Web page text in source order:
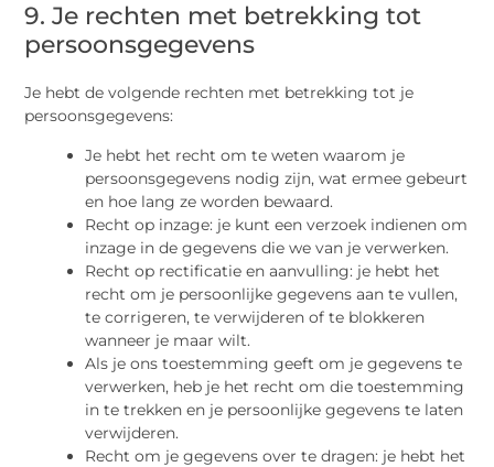
9. Je rechten met betrekking tot
persoonsgegevens
Je hebt de volgende rechten met betrekking tot je
persoonsgegevens:
Je hebt het recht om te weten waarom je
persoonsgegevens nodig zijn, wat ermee gebeurt
en hoe lang ze worden bewaard.
Recht op inzage: je kunt een verzoek indienen om
inzage in de gegevens die we van je verwerken.
Recht op rectificatie en aanvulling: je hebt het
recht om je persoonlijke gegevens aan te vullen,
te corrigeren, te verwijderen of te blokkeren
wanneer je maar wilt.
Als je ons toestemming geeft om je gegevens te
verwerken, heb je het recht om die toestemming
in te trekken en je persoonlijke gegevens te laten
verwijderen.
Recht om je gegevens over te dragen: je hebt het